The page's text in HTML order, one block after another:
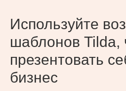
Используйте
шаблонов Tilda,
презентовать
бизнес